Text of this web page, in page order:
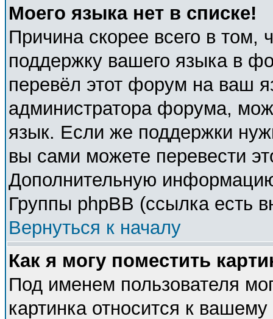
Моего языка нет в списке!
Причина скорее всего в том,
поддержку вашего языка в
перевёл этот форум на ваш
администратора форума,
язык. Если же поддержки
вы сами можете перевести
Дополнительную
Группы phpBB (ссылка есть
Вернуться к началу
Как я могу поместить
Под именем пользователя
картинка относится к